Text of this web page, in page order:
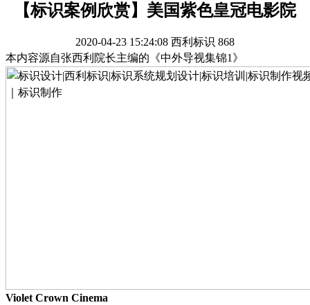
【标识案例欣赏】美国紫色皇冠电影院
2020-04-23 15:24:08 西利标识 868
本内容源自张西利院长主编的《中外导视集锦1》
Violet Crown Cinema